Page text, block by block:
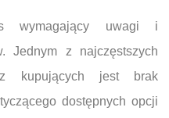
wymagający uwagi i
Jednym z najczęstszych
kupujących jest brak
dostępnych opcji